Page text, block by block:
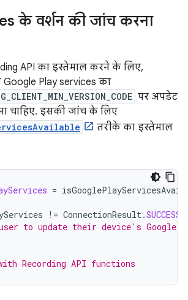
के वर्शन की जांच करना
API का इस्तेमाल करने के लिए,
Play services का
पर अपडेट
चाहिए. इसकी जांच के लिए
तरीके का इस्तेमाल
=
!= ConnectionResult.SUCCESS
to update their device's Google
Recording API functions